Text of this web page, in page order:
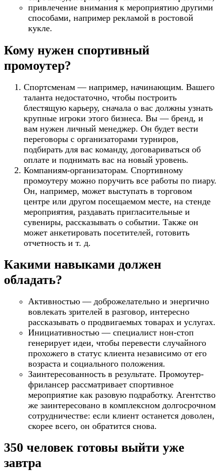
привлечение внимания к мероприятию другими
способами, например рекламой в ростовой
кукле.
Кому нужен спортивный
промоутер?
Спортсменам — например, начинающим. Вашего
таланта недостаточно, чтобы построить
блестящую карьеру, сначала о вас должны узнать
крупные игроки этого бизнеса. Вы — бренд, и
вам нужен личный менеджер. Он будет вести
переговоры с организаторами турниров,
подбирать для вас команду, договариваться об
оплате и поднимать вас на новый уровень.
Компаниям-организаторам. Спортивному
промоутеру можно поручить все работы по пиару.
Он, например, может выступать в торговом
центре или другом посещаемом месте, на стенде
мероприятия, раздавать пригласительные и
сувениры, рассказывать о событии. Также он
может анкетировать посетителей, готовить
отчетность и т. д.
Какими навыками должен
обладать?
Активностью — доброжелательно и энергично
вовлекать зрителей в разговор, интересно
рассказывать о продвигаемых товарах и услугах.
Инициативностью — специалист нон-стоп
генерирует идеи, чтобы перевести случайного
прохожего в статус клиента независимо от его
возраста и социального положения.
Заинтересованность в результате. Промоутер-
фрилансер рассматривает спортивное
мероприятие как разовую подработку. Агентство
же заинтересовано в комплексном долгосрочном
сотрудничестве: если клиент останется доволен,
скорее всего, он обратится снова.
350 человек готовы выйти уже
завтра